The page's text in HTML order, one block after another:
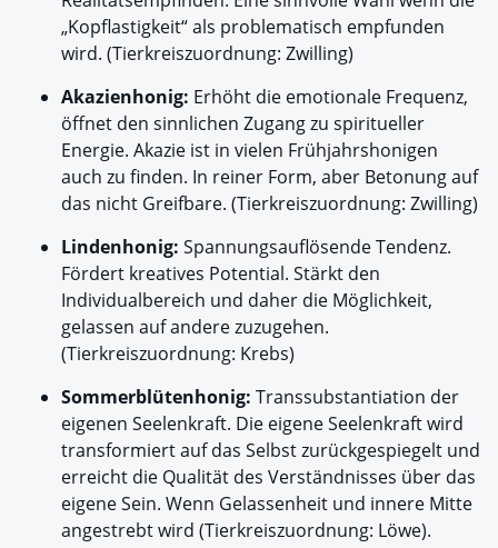
„Kopflastigkeit“ als problematisch empfunden
wird. (Tierkreiszuordnung: Zwilling)
Akazienhonig: Erhöht die emotionale Frequenz,
öffnet den sinnlichen Zugang zu spiritueller
Energie. Akazie ist in vielen Frühjahrshonigen
auch zu finden. In reiner Form, aber Betonung auf
das nicht Greifbare. (Tierkreiszuordnung: Zwilling)
Lindenhonig: Spannungsauflösende Tendenz.
Fördert kreatives Potential. Stärkt den
Individualbereich und daher die Möglichkeit,
gelassen auf andere zuzugehen.
(Tierkreiszuordnung: Krebs)
Sommerblütenhonig: Transsubstantiation der
eigenen Seelenkraft. Die eigene Seelenkraft wird
transformiert auf das Selbst zurückgespiegelt und
erreicht die Qualität des Verständnisses über das
eigene Sein. Wenn Gelassenheit und innere Mitte
angestrebt wird (Tierkreiszuordnung: Löwe).